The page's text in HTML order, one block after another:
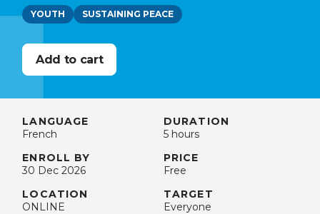
YOUTH SUSTAINING PEACE
LANGUAGE
French
DURATION
5 hours
ENROLL BY
30 Dec 2026
PRICE
Free
LOCATION
ONLINE
TARGET
Everyone